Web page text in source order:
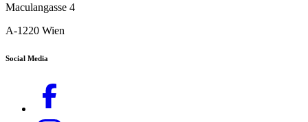
Maculangasse 4
A-1220 Wien
Social Media